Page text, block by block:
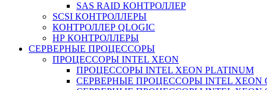
SAS RAID КОНТРОЛЛЕР
SCSI КОНТРОЛЛЕРЫ
КОНТРОЛЛЕР QLOGIC
НР КОНТРОЛЛЕРЫ
СЕРВЕРНЫЕ ПРОЦЕССОРЫ
ПРОЦЕССОРЫ INTEL XEON
ПРОЦЕССОРЫ INTEL XEON PLATINUM
СЕРВЕРНЫЕ ПРОЦЕССОРЫ INTEL XEON